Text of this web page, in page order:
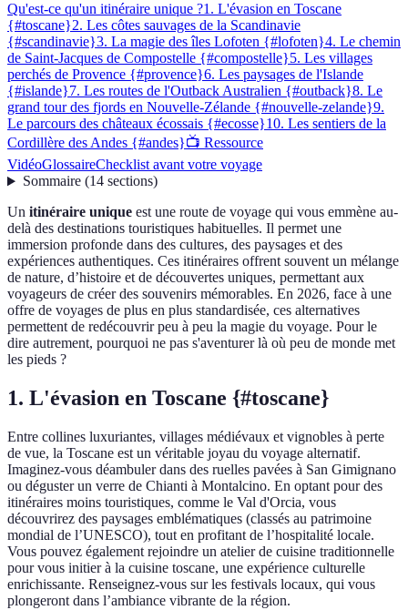
Qu'est-ce qu'un itinéraire unique ?1. L'évasion en Toscane
{#toscane}2. Les côtes sauvages de la Scandinavie
{#scandinavie}3. La magie des îles Lofoten {#lofoten}4. Le chemin
de Saint-Jacques de Compostelle {#compostelle}5. Les villages
perchés de Provence {#provence}6. Les paysages de l'Islande
{#islande}7. Les routes de l'Outback Australien {#outback}8. Le
grand tour des fjords en Nouvelle-Zélande {#nouvelle-zelande}9.
Le parcours des châteaux écossais {#ecosse}10. Les sentiers de la
Cordillère des Andes {#andes}📺 Ressource
VidéoGlossaireChecklist avant votre voyage
Sommaire(14 sections)
Un itinéraire unique est une route de voyage qui vous emmène au-
delà des destinations touristiques habituelles. Il permet une
immersion profonde dans des cultures, des paysages et des
expériences authentiques. Ces itinéraires offrent souvent un mélange
de nature, d’histoire et de découvertes uniques, permettant aux
voyageurs de créer des souvenirs mémorables. En 2026, face à une
offre de voyages de plus en plus standardisée, ces alternatives
permettent de redécouvrir peu à peu la magie du voyage. Pour le
dire autrement, pourquoi ne pas s'aventurer là où peu de monde met
les pieds ?
1. L'évasion en Toscane {#toscane}
Entre collines luxuriantes, villages médiévaux et vignobles à perte
de vue, la Toscane est un véritable joyau du voyage alternatif.
Imaginez-vous déambuler dans des ruelles pavées à San Gimignano
ou déguster un verre de Chianti à Montalcino. En optant pour des
itinéraires moins touristiques, comme le Val d'Orcia, vous
découvrirez des paysages emblématiques (classés au patrimoine
mondial de l’UNESCO), tout en profitant de l’hospitalité locale.
Vous pouvez également rejoindre un atelier de cuisine traditionnelle
pour vous initier à la cuisine toscane, une expérience culturelle
enrichissante. Renseignez-vous sur les festivals locaux, qui vous
plongeront dans l’ambiance vibrante de la région.